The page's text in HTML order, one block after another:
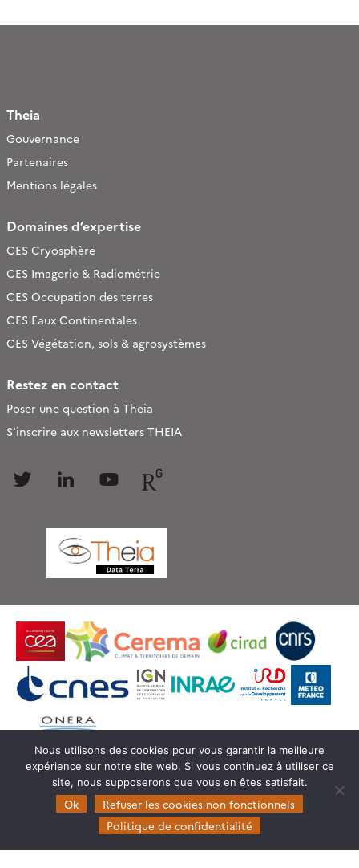
Theia
Gouvernance
Partenaires
Mentions légales
Domaines d’expertise
CES Cryosphère
CES Imagerie & Radiométrie
CES Occupation des terres
CES Eaux Continentales
CES Végétation, sols & agrosystèmes
Restez en contact
Poser une question à Theia
S’inscrire aux newsletters THEIA
Follow Follow
© Copyright Theia -SEDOO (Service de Données
OMP)
Nous utilisons des cookies pour vous garantir la meilleure
expérience sur notre site web. Si vous continuez à utiliser ce
site, nous supposerons que vous en êtes satisfait.
Ok
Refuser les cookies non fonctionnels
Politique de confidentialité